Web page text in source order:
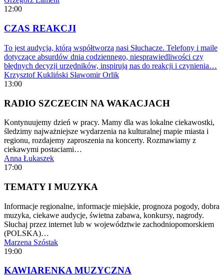
12:00
CZAS REAKCJI
To jest audycja, którą współtworzą nasi Słuchacze. Telefony i maile
dotyczące absurdów dnia codziennego, niesprawiedliwości czy
błędnych decyzji urzędników, inspirują nas do reakcji i czynienia…
Krzysztof Kukliński Sławomir Orlik
13:00
RADIO SZCZECIN NA WAKACJACH
Kontynuujemy dzień w pracy. Mamy dla was lokalne ciekawostki,
śledzimy najważniejsze wydarzenia na kulturalnej mapie miasta i
regionu, rozdajemy zaproszenia na koncerty. Rozmawiamy z
ciekawymi postaciami…
Anna Łukaszek
17:00
TEMATY I MUZYKA
Informacje regionalne, informacje miejskie, prognoza pogody, dobra
muzyka, ciekawe audycje, świetna zabawa, konkursy, nagrody.
Słuchaj przez internet lub w województwie zachodniopomorskiem
(POLSKA)…
Marzena Szóstak
19:00
KAWIARENKA MUZYCZNA